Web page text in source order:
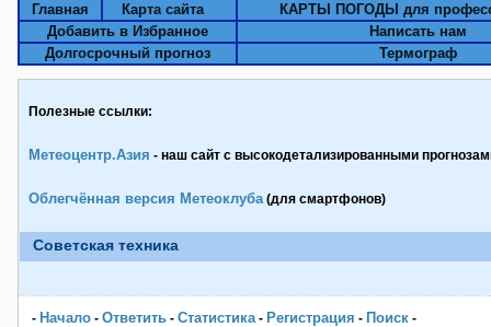
Главная Карта сайта
КАРТЫ ПОГОДЫ для
Добавить в Избранное
Написать нам
Долгосрочный прогноз
Термограф
Полезные ссылки:
Метеоцентр.Азия - наш сайт с высокодетализированными
Облегчённая версия Метеоклуба(для смартфонов)
Советская техника
- Начало - Ответить - Статистика- Pегистрация - Поиск -